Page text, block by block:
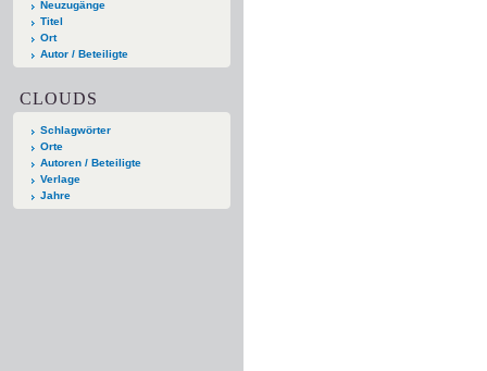
Neuzugänge
Titel
Ort
Autor / Beteiligte
CLOUDS
Schlagwörter
Orte
Autoren / Beteiligte
Verlage
Jahre